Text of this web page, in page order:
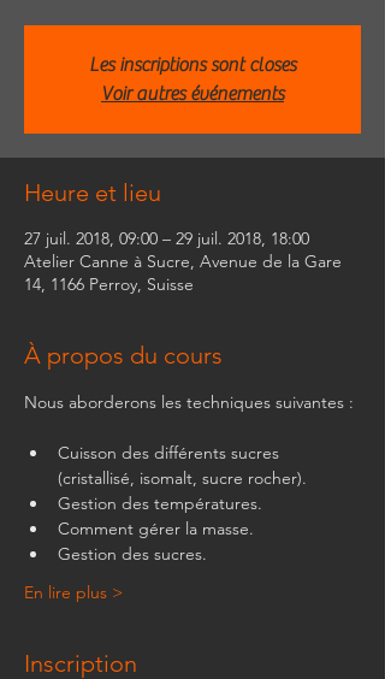
Les inscriptions sont closes
Voir autres événements
Heure et lieu
27 juil. 2018, 09:00 – 29 juil. 2018, 18:00
Atelier Canne à Sucre, Avenue de la Gare
14, 1166 Perroy, Suisse
À propos du cours
Nous aborderons les techniques suivantes :
Cuisson des différents sucres
(cristallisé, isomalt, sucre rocher).
Gestion des températures.
Comment gérer la masse.
Gestion des sucres.
En lire plus >
Inscription